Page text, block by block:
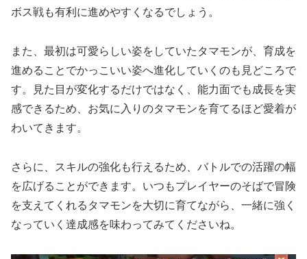
ボス戦も有利に進めやすくなるでしょう。
また、最初は可愛らしい姿をしていたタマモンが、育成を
進めることでかっこいい姿へ進化していくのも見どころで
す。見た目が変化するだけではなく、能力面でも成長を実
感できるため、お気に入りのタマモンを育てるほど愛着が
わいてきます。
さらに、スキルの強化も行えるため、バトルでの活躍の幅
を広げることができます。いつもプレイヤーのそばで冒険
を支えてくれるタマモンを大切に育てながら、一緒に強く
なっていく達成感を味わってみてくださいね。